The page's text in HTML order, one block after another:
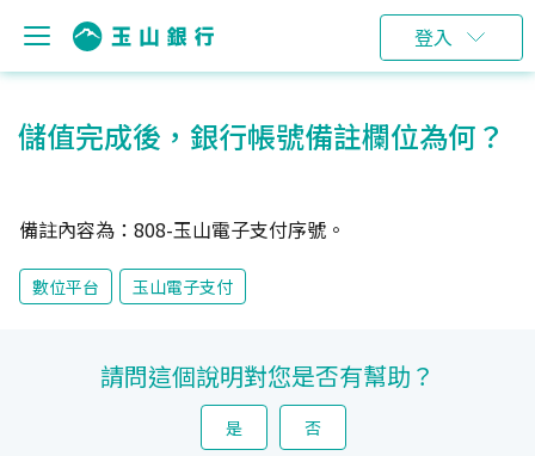
登入
儲值完成後，銀行帳號備註欄位為何？
備註內容為：808-玉山電子支付序號。
數位平台 玉山電子支付
請問這個說明對您是否有幫助？
是 否